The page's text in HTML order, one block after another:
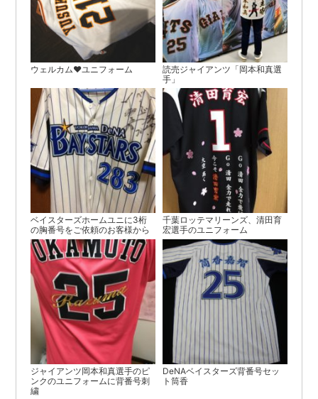
ウェルカム♥ユニフォーム
読売ジャイアンツ「岡本和真選
手」
ベイスターズホームユニに3桁
の胸番号をご依頼のお客様から
千葉ロッテマリーンズ、清田育
宏選手のユニフォーム
ジャイアンツ岡本和真選手のピ
ンクのユニフォームに背番号刺
繍
DeNAベイスターズ背番号セッ
ト筒香